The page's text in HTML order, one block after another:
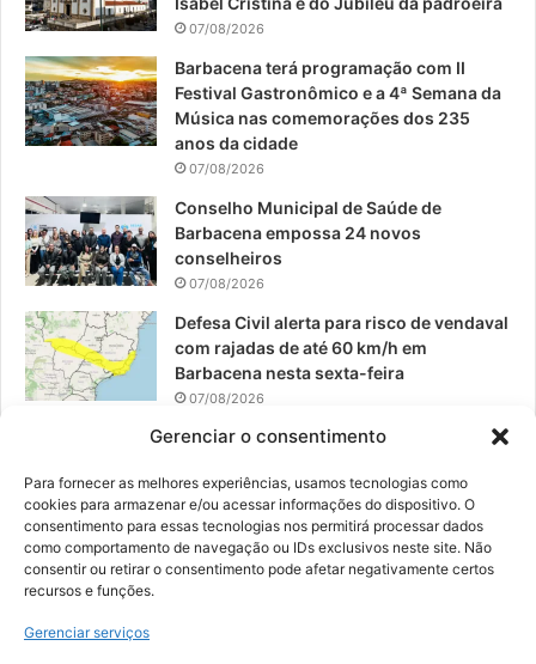
Gerenciar o consentimento
Para fornecer as melhores experiências, usamos tecnologias como
cookies para armazenar e/ou acessar informações do dispositivo. O
consentimento para essas tecnologias nos permitirá processar dados
como comportamento de navegação ou IDs exclusivos neste site. Não
consentir ou retirar o consentimento pode afetar negativamente certos
recursos e funções.
Gerenciar serviços
k
a
07/08/2026
Barbacena terá programação com II
Festival Gastronômico e a 4ª Semana da
Música nas comemorações dos 235
anos da cidade
07/08/2026
Conselho Municipal de Saúde de
Barbacena empossa 24 novos
conselheiros
07/08/2026
Defesa Civil alerta para risco de vendaval
com rajadas de até 60 km/h em
Barbacena nesta sexta-feira
07/08/2026
EPCAR tem a melhor nota do IDEB no
06/08/2026
© 2026, Todos os direitos reservados | Desenvolvido por: